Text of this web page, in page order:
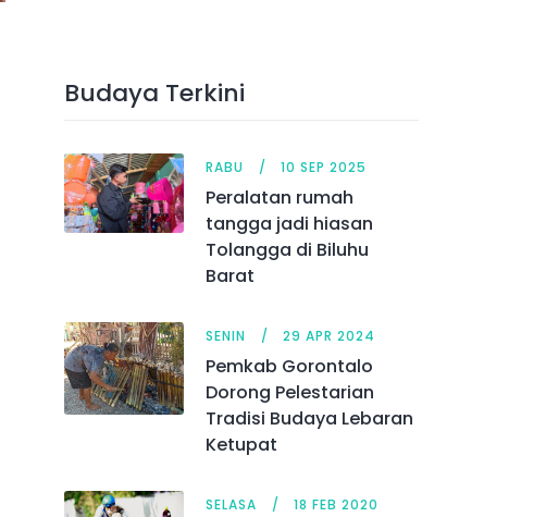
Budaya Terkini
RABU 10 SEP 2025
Peralatan rumah
tangga jadi hiasan
Tolangga di Biluhu
Barat
SENIN 29 APR 2024
Pemkab Gorontalo
Dorong Pelestarian
Tradisi Budaya Lebaran
Ketupat
SELASA 18 FEB 2020